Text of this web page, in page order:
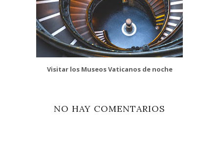
Visitar los Museos Vaticanos de noche
NO HAY COMENTARIOS